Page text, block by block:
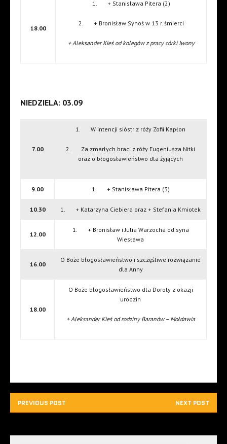
18.00
1. + Stanisława Pitera (2)
2. + Bronisław Synoś w 13 r. śmierci
+ Aleksander Kieś od kolegów z pracy córki Iwony
NIEDZIELA: 03.09
7.00
1. W intencji sióstr z róży Zofii Kapłon
2. Za zmarłych braci z róży Eugeniusza Nitki
oraz o błogosławieństwo dla żyjących
9.00 1. + Stanisława Pitera (3)
10.30 1. + Katarzyna Ciebiera oraz + Stefania Kmiotek
12.00
1. + Bronisław i Julia Warzocha od syna
Wiesława
16.00
O Boże błogosławieństwo i szczęśliwe rozwiązanie
dla Anny
18.00
O Boże błogosławieństwo dla Doroty z okazji
urodzin
+ Aleksander Kieś od rodziny Baranów – Mołdawia
PREVIOUS POST NEXT POST